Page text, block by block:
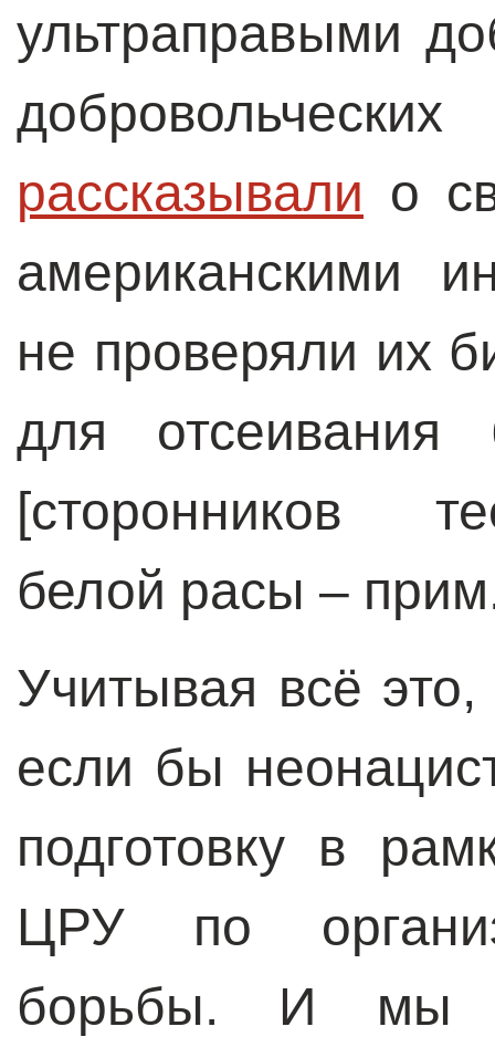
ультраправыми
рассказывали о
американскими
не проверяли их
для отсеивания
[сторонников
белой расы –
Учитывая всё
если бы
подготовку в
ЦРУ по
борьбы. И мы